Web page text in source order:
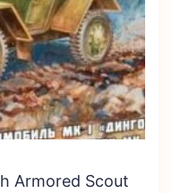
Armored Scout